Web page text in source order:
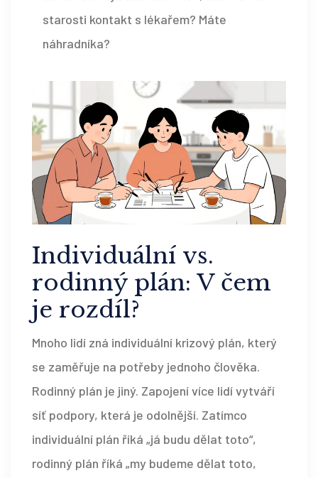
starosti kontakt s lékařem? Máte
náhradníka?
Individuální vs.
rodinný plán: V čem
je rozdíl?
Mnoho lidí zná individuální krizový plán, který
se zaměřuje na potřeby jednoho člověka.
Rodinný plán je jiný. Zapojení více lidí vytváří
síť podpory, která je odolnější. Zatímco
individuální plán říká „já budu dělat toto“,
rodinný plán říká „my budeme dělat toto,